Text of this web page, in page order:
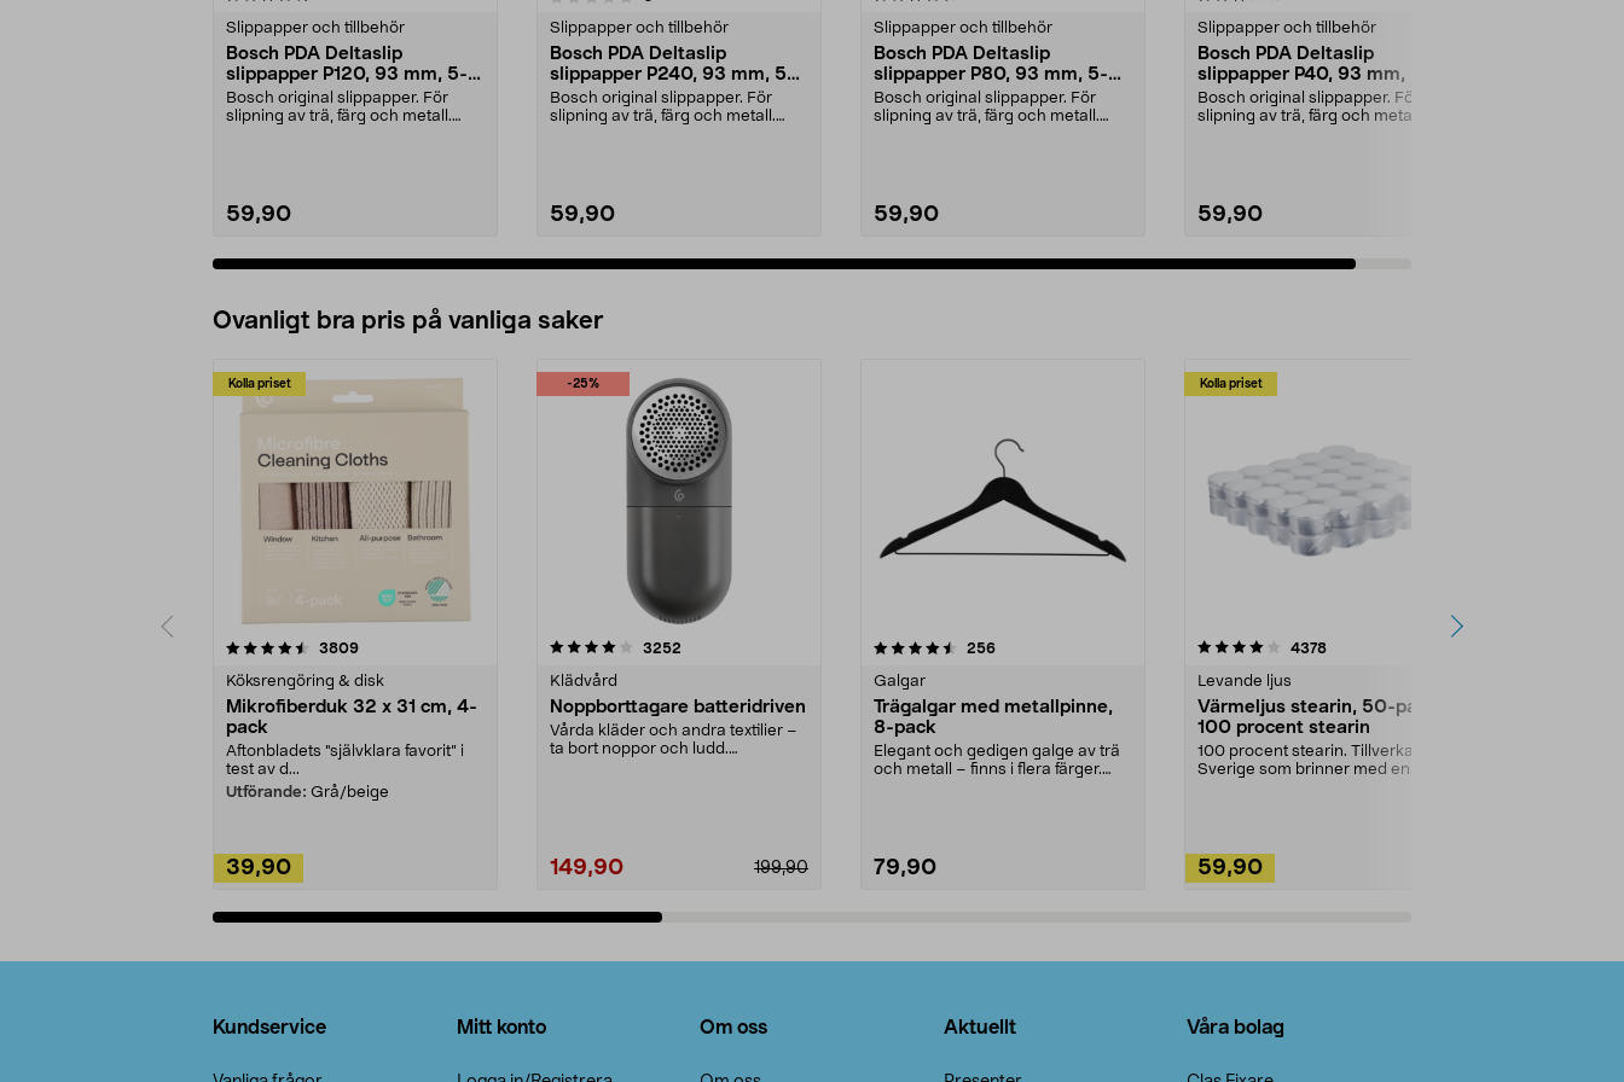
Slippapper och tillbehör
Bosch PDA Deltaslip
slippapper P120, 93 mm, 5-
pack
Bosch original slippapper. För
slipning av trä, färg och metall.
59,90
Slippapper och tillbehör
Bosch PDA Deltaslip
slippapper P240, 93 mm, 5-
pack
Bosch original slippapper. För
slipning av trä, färg och metall.
59,90
Slippapper och tillbehör
Bosch PDA Deltaslip
slippapper P80, 93 mm, 5-
pack
Bosch original slippapper. För
slipning av trä, färg och metall.
59,90
Slippapper och tillbehör
Bosch PDA Deltaslip
slippapper P40, 93 mm, 5-
pack
Bosch original slippapper. För
slipning av trä, färg och metall.
59,90
Ovanligt bra pris på vanliga saker
Kolla priset
3809recensioner
Köksrengöring & disk
Mikrofiberduk 32 x 31 cm, 4-
pack
Aftonbladets "självklara favorit” i
test av d...
Utförande: Grå/beige
39,90
-25%
4.0av 5 stjärnor 3252
Klädvård
Noppborttagare batteridriven
Vårda kläder och andra textilier –
ta bort noppor och ludd.
199,90
149,90
4.5av 5 stjärnor 256recensioner
Galgar
Trägalgar med metallpinne,
8-pack
Elegant och gedigen galge av trä
och metall – finns i flera färger.
79,90
Kolla priset
4.0av 5 stjärnor 4378recensioner
Levande ljus
Värmeljus stearin, 50-pack,
100 procent stearin
100 procent stearin. Tillverkade i
Sverige som brinner med en
59,90
4.5av 5 stjärnor
Kundservice Mitt konto Om oss Aktuellt Våra bolag